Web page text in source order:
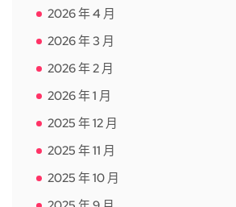
2026 年 4 月
2026 年 3 月
2026 年 2 月
2026 年 1 月
2025 年 12 月
2025 年 11 月
2025 年 10 月